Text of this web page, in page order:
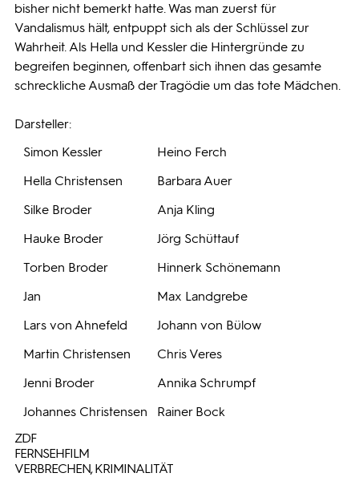
bisher nicht bemerkt hatte. Was man zuerst für
Vandalismus hält, entpuppt sich als der Schlüssel zur
Wahrheit. Als Hella und Kessler die Hintergründe zu
begreifen beginnen, offenbart sich ihnen das gesamte
schreckliche Ausmaß der Tragödie um das tote Mädchen.
Darsteller:
Simon Kessler
Heino Ferch
Hella Christensen
Barbara Auer
Silke Broder
Anja Kling
Hauke Broder
Jörg Schüttauf
Torben Broder
Hinnerk Schönemann
Jan
Max Landgrebe
Lars von Ahnefeld
Johann von Bülow
Martin Christensen
Chris Veres
Jenni Broder
Annika Schrumpf
Johannes Christensen
Rainer Bock
ZDF
FERNSEHFILM
VERBRECHEN, KRIMINALITÄT